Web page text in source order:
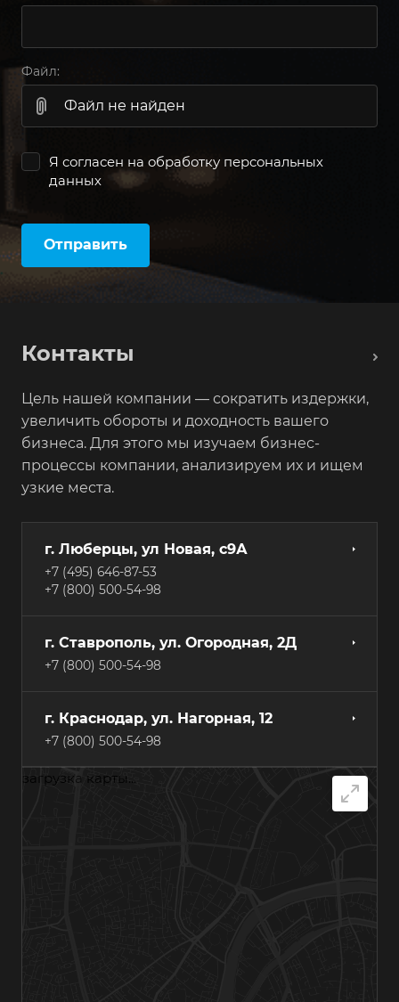
Файл:
Файл не найден
Я согласен на обработку персональных
данных
Отправить
Контакты
Цель нашей компании — сократить издержки,
увеличить обороты и доходность вашего
бизнеса. Для этого мы изучаем бизнес-
процессы компании, анализируем их и ищем
узкие места.
г. Люберцы, ул Новая, с9А
+7 (495) 646-87-53
+7 (800) 500-54-98
г. Ставрополь, ул. Огородная, 2Д
+7 (800) 500-54-98
г. Краснодар, ул. Нагорная, 12
+7 (800) 500-54-98
загрузка карты...